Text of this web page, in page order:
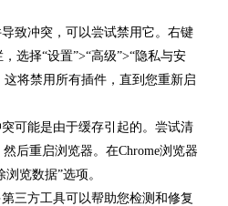
致冲突，可以尝试禁用它。右键
选择“设置”>“高级”>“隐私与安
这将禁用所有插件，直到您重新启
可能是由于缓存引起的。尝试清
后重启浏览器。在Chrome浏览器
览数据”选项。
三方工具可以帮助您检测和修复